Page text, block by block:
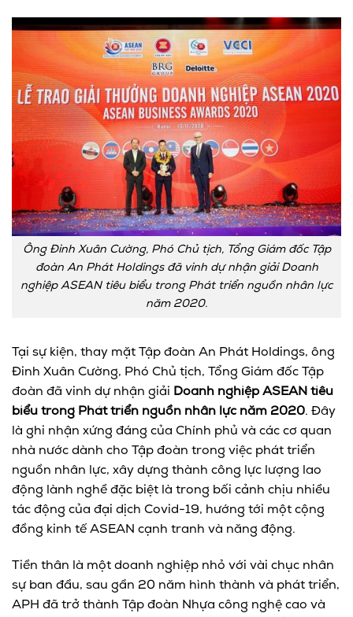
Ông Đinh Xuân Cường, Phó Chủ tịch, Tổng Giám đốc Tập
đoàn An Phát Holdings đã vinh dự nhận giải Doanh
nghiệp ASEAN tiêu biểu trong Phát triển nguồn nhân lực
năm 2020.
Tại sự kiện, thay mặt Tập đoàn An Phát Holdings, ông
Đinh Xuân Cường, Phó Chủ tịch, Tổng Giám đốc Tập
đoàn đã vinh dự nhận giải Doanh nghiệp ASEAN tiêu
biểu trong Phát triển nguồn nhân lực năm 2020. Đây
là ghi nhận xứng đáng của Chính phủ và các cơ quan
nhà nước dành cho Tập đoàn trong việc phát triển
nguồn nhân lực, xây dựng thành công lực lượng lao
động lành nghề đặc biệt là trong bối cảnh chịu nhiều
tác động của đại dịch Covid-19, hướng tới một cộng
đồng kinh tế ASEAN cạnh tranh và năng động.
Tiền thân là một doanh nghiệp nhỏ với vài chục nhân
sự ban đầu, sau gần 20 năm hình thành và phát triển,
APH đã trở thành Tập đoàn Nhựa công nghệ cao và